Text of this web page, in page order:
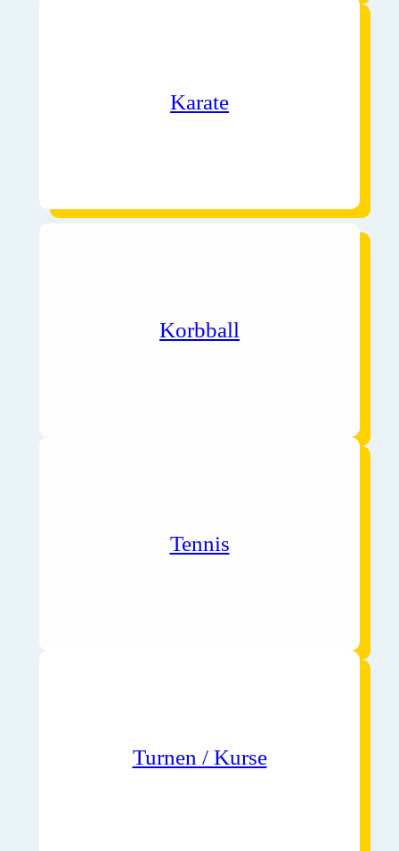
Karate
Korbball
Tennis
Turnen / Kurse